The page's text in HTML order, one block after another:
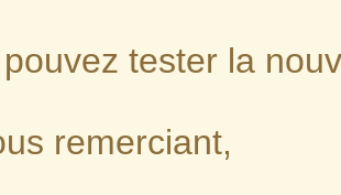
tester la
remerciant,